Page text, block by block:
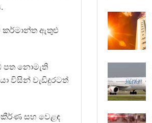
කර්මාන්ත ඇතුළු
පත නොමැති
විසින් වැඩිදුරටත්
සහ වෙළඳ